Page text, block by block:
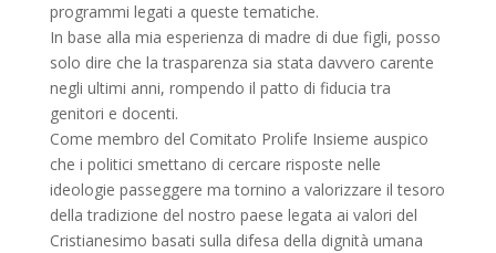
programmi legati a queste tematiche.
In base alla mia esperienza di madre di due figli, posso
solo dire che la trasparenza sia stata davvero carente
negli ultimi anni, rompendo il patto di fiducia tra
genitori e docenti.
Come membro del Comitato Prolife Insieme auspico
che i politici smettano di cercare risposte nelle
ideologie passeggere ma tornino a valorizzare il tesoro
della tradizione del nostro paese legata ai valori del
Cristianesimo basati sulla difesa della dignità umana